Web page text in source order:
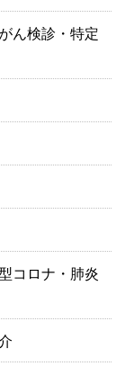
ん検診・特定
コロナ・肺炎